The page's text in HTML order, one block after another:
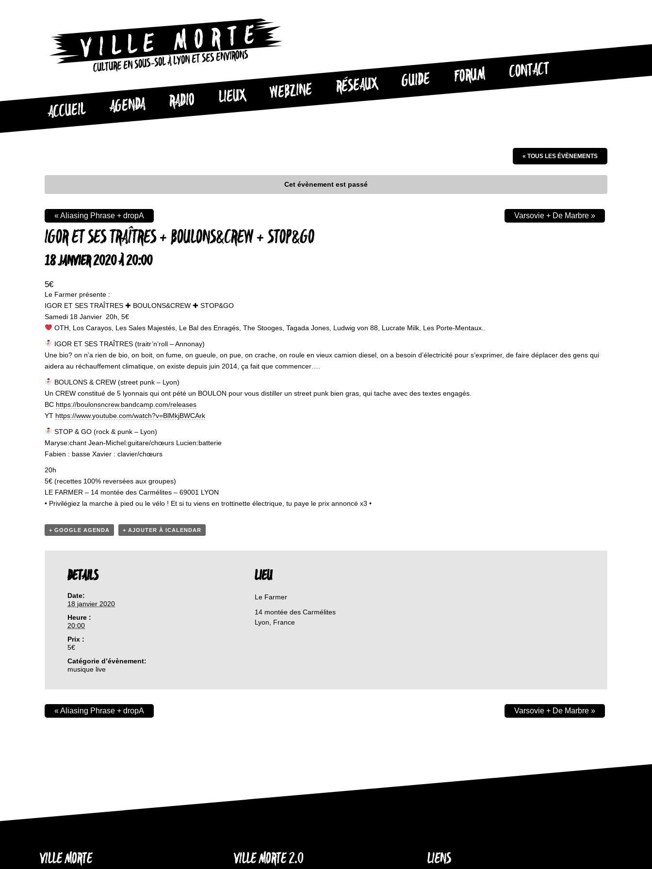
CULTURE EN SOUS-SOL À LYON ET SES ENVIRONS
ACCUEIL AGENDA RADIO LIEUX WEBZINE RÉSEAUX GUIDE FORUM CONTACT
« TOUS LES ÉVÈNEMENTS
Cet évènement est passé
IGOR ET SES TRAÎTRES + BOULONS&CREW + STOP&GO
18 JANVIER 2020 À 20:00
5€
«Aliasing Phrase + dropA Varsovie + De Marbre »
Le Farmer présente :
IGOR ET SES TRAÎTRES ✚ BOULONS&CREW ✚ STOP&GO
Samedi 18 Janvier 20h, 5€
OTH, Los Carayos, Les Sales Majestés, Le Bal des Enragés, The Stooges, Tagada Jones, Ludwig von 88, Lucrate Milk, Les Porte-Mentaux..
IGOR ET SES TRAÎTRES (traitr’n’roll – Annonay)
Une bio? on n’a rien de bio, on boit, on fume, on gueule, on pue, on crache, on roule en vieux camion diesel, on a besoin d’électricité pour s’exprimer, de faire déplacer des gens qui
aidera au réchauffement climatique, on existe depuis juin 2014, ça fait que commencer….
BOULONS & CREW (street punk – Lyon)
Un CREW constitué de 5 lyonnais qui ont pété un BOULON pour vous distiller un street punk bien gras, qui tache avec des textes engagés.
BC https://boulonsncrew.bandcamp.com/releases
YT https://www.youtube.com/watch?v=BlMkjBWCArk
STOP & GO (rock & punk – Lyon)
Maryse:chant Jean-Michel:guitare/chœurs Lucien:batterie
Fabien : basse Xavier : clavier/chœurs
20h
5€ (recettes 100% reversées aux groupes)
LE FARMER – 14 montée des Carmélites – 69001 LYON
• Privilégiez la marche à pied ou le vélo ! Et si tu viens en trottinette électrique, tu paye le prix annoncé x3 •
+ GOOGLE AGENDA + AJOUTER À ICALENDAR
DETAILS
Date:
18 janvier 2020
Heure :
20:00
Prix :
5€
Catégorie d’évènement:
musique live
LIEU
Le Farmer
14 montée des Carmélites
Lyon
France
«Aliasing Phrase + dropA Varsovie + De Marbre »
VILLE MORTE VILLE MORTE 2.0 LIENS